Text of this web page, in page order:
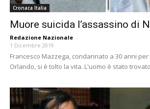
Cronaca Italia
Muore suicida l’assassino di
Redazione Nazionale -
1 Dicembre 2019
Francesco Mazzega, condannato a 30 anni
Orlando, si è tolto la vita. L'uomo è stato